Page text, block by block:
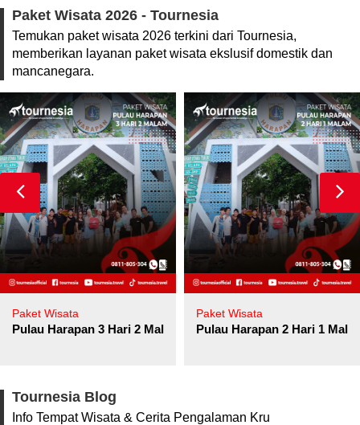
Paket Wisata 2026 - Tournesia
Temukan paket wisata 2026 terkini dari Tournesia,
memberikan layanan paket wisata ekslusif domestik dan
mancanegara.
Paket Wisata
Pulau Harapan 3 Hari 2 Malam
Paket Wisata
Pulau Harapan 2 Hari 1
Tournesia Blog
Info Tempat Wisata & Cerita Pengalaman Kru